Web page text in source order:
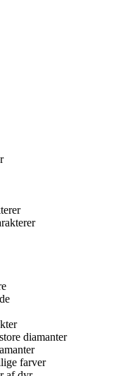
diamanter
farver